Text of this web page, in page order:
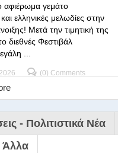
αφιέρωμα γεμάτο
ελληνικές μελωδίες στην
Μετά την τιμητική της
διεθνές Φεστιβάλ
...
(0) Comments
- Πολιτιστικά Νέα
Άλλα